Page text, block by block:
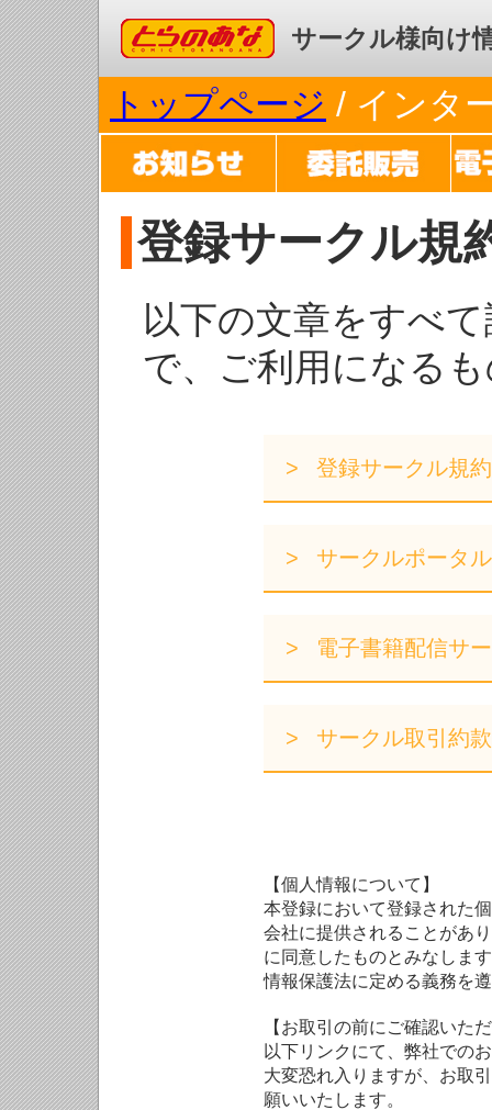
コミックとらのあな サークル様向け
トップページ / インタ
登録サークル規
以下の文章をすべ
で、ご利用になる
登録サークル規約
サークルポータ
電子書籍配信サ
サークル取引約款
【個人情報について】
本登録において登録された
会社に提供されることがあ
に同意したものとみなしま
情報保護法に定める義務を
【お取引の前にご確認いた
以下リンクにて、弊社での
大変恐れ入りますが、お取
願いいたします。